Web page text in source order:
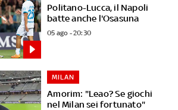
Politano-Lucca, il Napoli
batte anche l'Osasuna
05 ago - 20:30
Amorim: "Leao? Se giochi
nel Milan sei fortunato"
MILAN